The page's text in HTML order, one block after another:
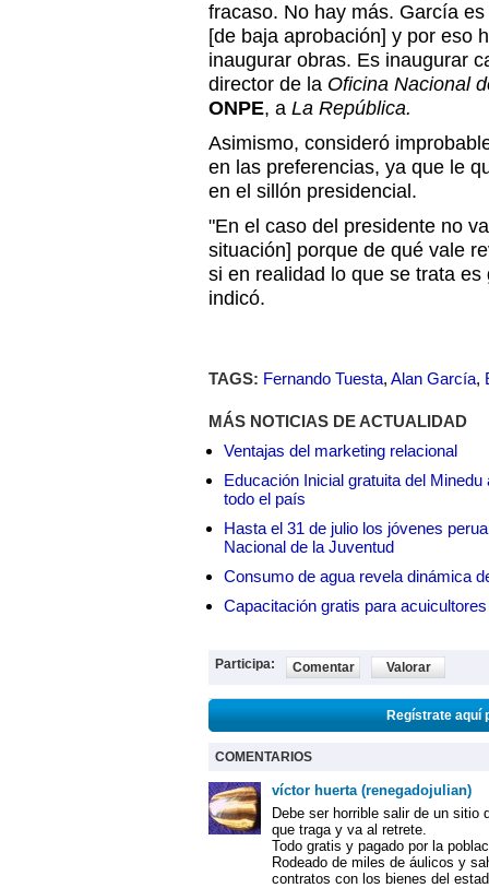
fracaso. No hay más. García
[de baja aprobación] y por eso
inaugurar obras. Es inaugurar
director de la Oficina Nacional
ONPE, a La República.
Asimismo, consideró
en las preferencias, ya que le
en el sillón presidencial.
"En el caso del presidente no
situación] porque de qué vale
si en realidad lo que se trata es
indicó.
TAGS: Fernando Tuesta, Alan García,
MÁS NOTICIAS DE ACTUALIDAD
Ventajas del marketing relacional
Educación Inicial gratuita del
todo el país
Hasta el 31 de julio los jóvenes
Nacional de la Juventud
Consumo de agua revela dinámica
Capacitación gratis para
Participa: Comentar Valorar
Regístrate aquí
COMENTARIOS
víctor huerta (renegadojulian)
Debe ser horrible salir de un sitio
que traga y va al retrete.
Todo gratis y pagado por la
Rodeado de miles de áulicos y
contratos con los bienes del